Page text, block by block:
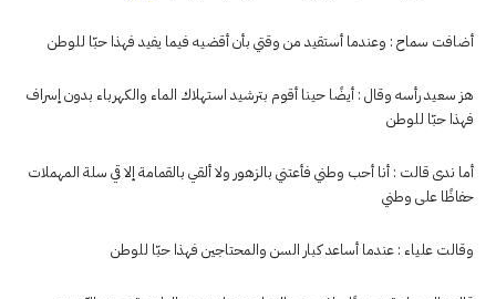
أضافت سماح : وعندما أستقيد من وقتي بأن أقضيه فيما يفيد فهذا حبّا للوطن
هز سعيد رأسه وقال : أيضًا حينا أقوم بترشيد استهلاك الماء والكهرباء بدون إسراف
فهذا حبّا للوطن
أما ندى قالت : أنا أحب وطني فأعتني بالزهور ولا ألقي بالقمامة إلا قي سلة المهملات
حفاظًا على وطني
وقالت علياء : عندما أساعد كبار السن والمحتاجين فهذا حبّا للوطن